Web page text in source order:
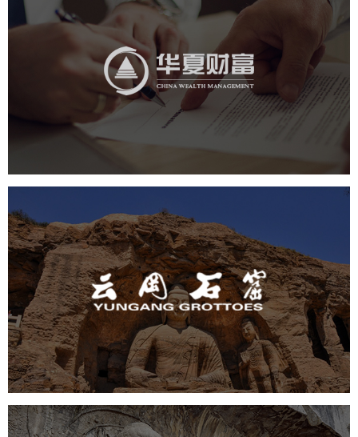
华夏财富
金融保险 社区网站 网页设计 业务系统
云冈石窟
旅游休闲 景区网站建设 品牌官网
网页设计
景区